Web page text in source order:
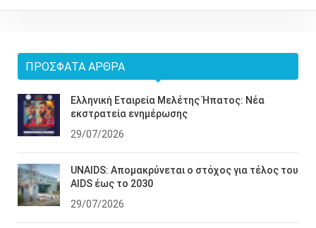
ΠΡΌΣΦΑΤΑ ΆΡΘΡΑ
Ελληνική Εταιρεία Μελέτης Ήπατος: Νέα
εκστρατεία ενημέρωσης
29/07/2026
UNAIDS: Απομακρύνεται ο στόχος για τέλος του
AIDS έως το 2030
29/07/2026